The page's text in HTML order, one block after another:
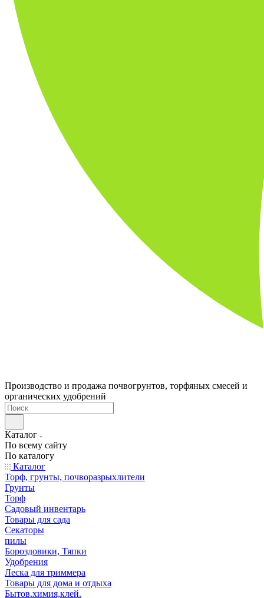
Производство и продажа почвогрунтов, торфяных смесей и
органических удобрений
Каталог
По всему сайту
По каталогу
Каталог
Торф, грунты, почворазрыхлители
Грунты
Торф
Садовый инвентарь
Товары для сада
Секаторы
пилы
Бороздовики, Тяпки
Удобрения
Леска для триммера
Товары для дома и отдыха
Бытов.химия,клей.